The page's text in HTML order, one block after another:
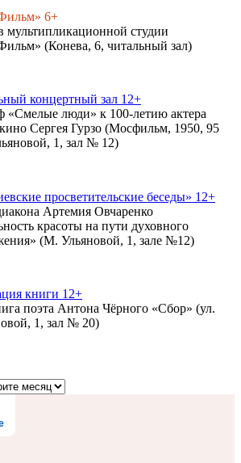
6+
мультипликационной студии
(Конева, 6, читальный зал)
концертный зал 12+
«Смелые люди» к 100-летию актера
Сергея Гурзо (Мосфильм, 1950, 95
1, зал № 12)
просветительские беседы» 12+
Артемия Овчаренко
красоты на пути духовного
(М. Ульяновой, 1, зале №12)
книги 12+
поэта Антона Чёрного «Сбор» (ул.
1, зал № 20)